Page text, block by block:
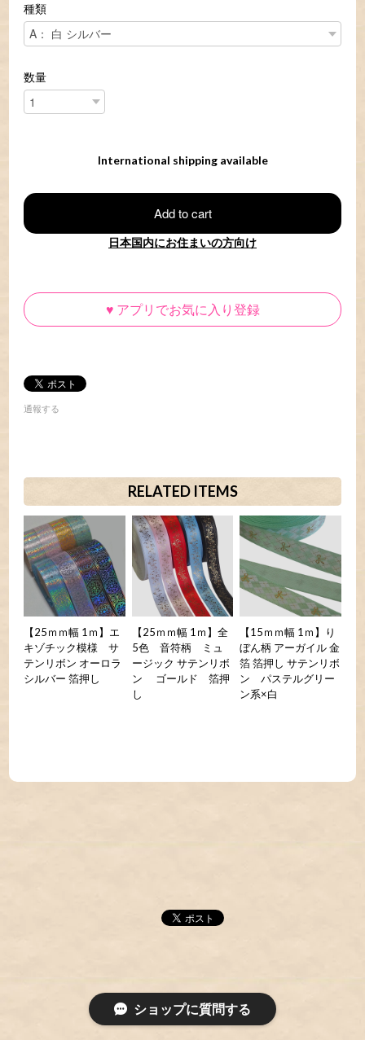
種類
数量
International shipping available
Add to cart
日本国内にお住まいの方向け
♥ アプリでお気に入り登録
通報する
RELATED ITEMS
【25ｍｍ幅 1ｍ】エ
キゾチック模様 サ
テンリボン オーロラ
シルバー 箔押し
【25ｍｍ幅 1ｍ】全
5色 音符柄 ミュ
ージック サテンリボ
ン ゴールド 箔押
し
【15ｍｍ幅 1ｍ】り
ぼん柄 アーガイル 金
箔 箔押し サテンリボ
ン パステルグリー
ン系×白
ショップに質問する